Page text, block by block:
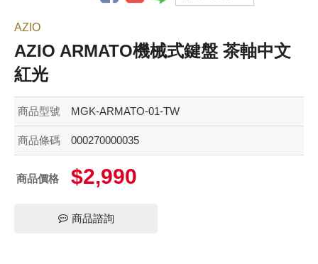
AZIO
AZIO ARMATO機械式鍵盤 茶軸中文
紅光
商品型號 MGK-ARMATO-01-TW
商品條碼 000270000035
商品價格 $2,990
商品諮詢